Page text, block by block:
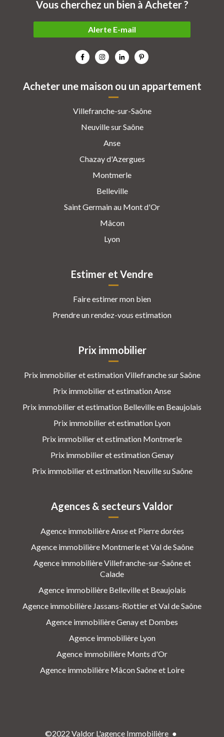
Acheter une maison ou un appartement
Villefranche-sur-Saône
Neuville sur Saône
Anse
Chazay d'Azergues
Montmerle
Belleville
Saint Germain au Mont d'Or
Mâcon
Lyon
Estimer et Vendre
Faire estimer mon bien
Prendre un rendez-vous estimation
Prix immobilier
Prix immobilier et estimation Villefranche sur Saône
Prix immobilier et estimation Anse
Prix immobilier et estimation Belleville en Beaujolais
Prix immobilier et estimation Lyon
Prix immobilier et estimation Montmerle
Prix immobilier et estimation Genay
Prix immobilier et estimation Neuville su Saône
Agences & secteurs Valdor
Agence immobilière Anse et Pierre dorées
Agence immobilière Montmerle et Val de Saône
Agence immobilière Villefranche-sur-Saône et
Calade
Agence immobilière Belleville et Beaujolais
Agence immobilière Jassans-Riottier et Val de Saône
Agence immobilière Genay et Dombes
Agence immobilière Lyon
Agence immobilière Monts d'Or
Agence immobilière Mâcon Saône et Loire
Vous cherchez un bien à Acheter ?
Alerte E-mail
©2022 Valdor L'agence Immobilière